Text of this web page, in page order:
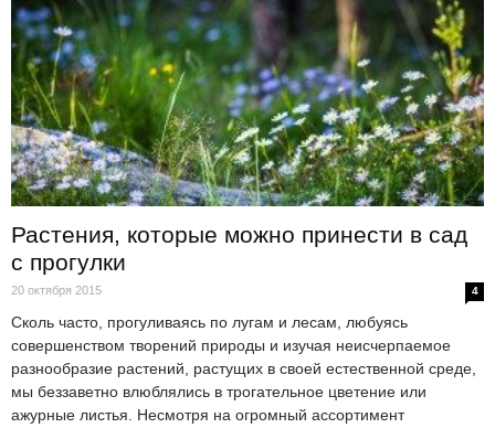
Растения, которые можно принести в сад
с прогулки
20 октября 2015 4
Сколь часто, прогуливаясь по лугам и лесам, любуясь
совершенством творений природы и изучая неисчерпаемое
разнообразие растений, растущих в своей естественной среде,
мы беззаветно влюблялись в трогательное цветение или
ажурные листья. Несмотря на огромный ассортимент